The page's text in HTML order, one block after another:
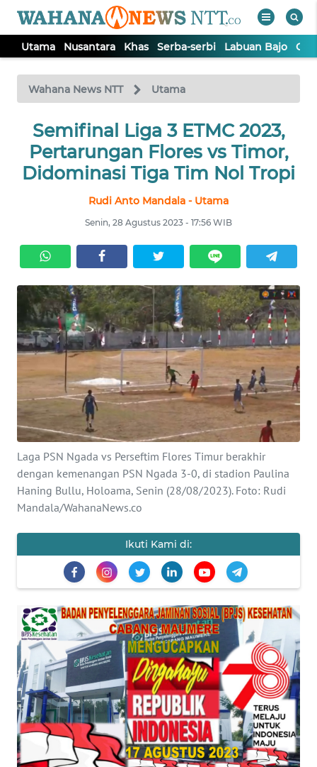
Utama Nusantara Khas Serba-serbi Labuan Bajo
Wahana News NTT Utama
Semifinal Liga 3 ETMC 2023,
Pertarungan Flores vs Timor,
Didominasi Tiga Tim Nol Tropi
Rudi Anto Mandala - Utama
Senin, 28 Agustus 2023 - 17:56 WIB
Laga PSN Ngada vs Perseftim Flores Timur berakhir
dengan kemenangan PSN Ngada 3-0, di stadion Paulina
Haning Bullu, Holoama, Senin (28/08/2023). Foto: Rudi
Mandala/WahanaNews.co
Ikuti Kami di:
TV
Tutup
UTAMA
NUSANTARA
SERBA-
SERBI
LABUAN
BAJO
OPINI
Informasi
INDEKS
BERITA
KONTAK
KAMI
INFO
TENTANG
PEDOMAN
MEDIA
SIBER
REDAKSI
KARIR